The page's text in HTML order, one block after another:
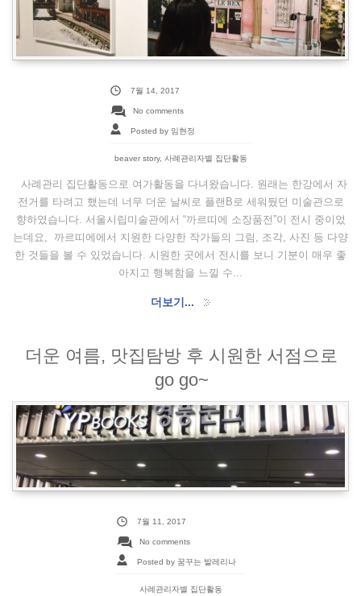
7월 14, 2017
No comments
Posted by 임현정
beaver story, 사례관리자별 집단활동
사례관리 집단활동으로 여가활동을 다녀왔습니다. 원래는 한강에서 자
전거를 타려고 했는데 너무 더운 날씨로 플랜B로 세워뒀던 미술관으로
향하였습니다. 서울시립미술관에서 “까르띠에 소장품전”이 전시 중이었
는데요, 까르띠에에서 지원한 다양한 작가들의 그림, 조각, 사진 등 다양
한 것들을 볼 수 있었습니다. 시원한 곳에서 전시를 보니 기분이 매우 좋
아지고 행복함을 느낄 수...
더보기...
더운 여름, 맛집탐방 후 시원한 서점으로
go go~
7월 11, 2017
No comments
Posted by 꿈꾸는 발레리나
사례관리자별 집단활동